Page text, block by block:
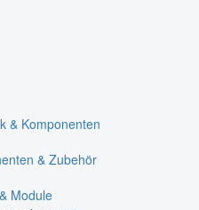
& Komponenten
& Zubehör
Module